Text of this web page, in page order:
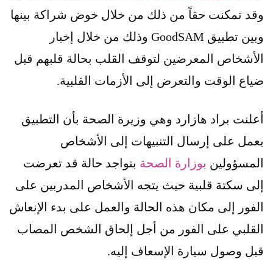
وقد تمكنت حقاً من ذلك من خلال خوض شراكة بينها
وبين تطبيق GoodSAM وذلك من خلال إخبار
الأشخاص المعرضين لتوقف القلب بحالة قلبهم قبل
ضياع الوقت والتعرض إلى الأزمات القلبية.
أعلنت براد هازارد وهي وزيرة الصحة بأن التطبيق
يعمل على إرسال التنبيهات إلى الأشخاص
المسؤولين بوزارة الصحة بتواجد حالة قد تعرضت
إلى سكتة قلبية حيث يتجه الأشخاص المدربين على
الفور إلى مكان هذه الحالة والعمل على بدء الإنعاش
القلبي على الفور من أجل إلحاق الشخص المصاب
قبل وصول سيارة الإسعاف إليه.